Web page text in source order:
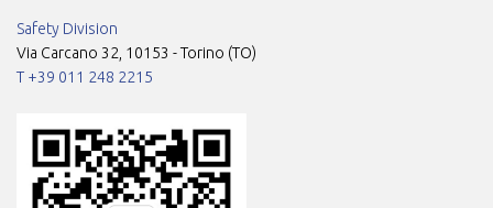
Safety Division
Via Carcano 32, 10153 - Torino (TO)
T +39 011 248 2215